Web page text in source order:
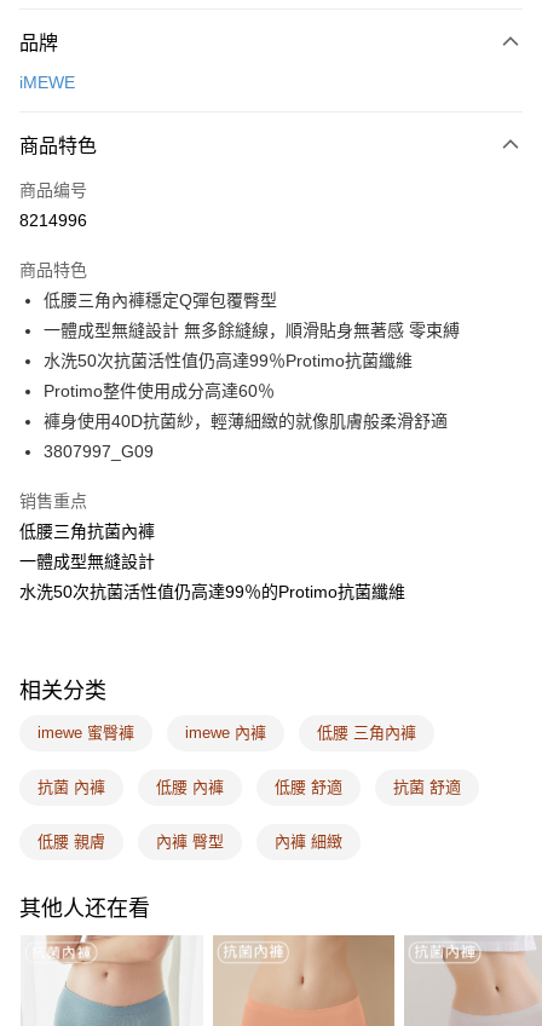
信用卡一次付款
LINE Pay
Apple Pay
Google Pay
PXPay Plus
Plus PAY
AFTEE先享后付
相关说明
1. 於付款方式選擇AFTEE先享後付，將跳出AFTEE先享後付手機驗證視
2. 進行簡訊驗證之後，即可完成結帳手續。
3. 訂單確認後不需事先繳費，商品會配送至您的指定地址。
4. 下訂完成後，您的手機會收到一封繳費通知簡訊，APP會員則會收到
AFTEE APP推播通知。
請留意繳費期限為 14 天。唯有下載 AFTEE App 成為 AFTEE 會員者方能享
出。使用AFTEE下訂可以延長您收到商品前的繳費天數，但無法保證一定能
夠在期限內收到商品(例如:預購商品或預計到貨時間較長者)。因此無論收到
之上限額度
3. 目前僅支援台灣會員
三、聲明條款
「AFTEE先享後付」(下稱本服務)乃由恩沛科技股份有限公司(下稱 AFTEE )
ATM付款
运送方式
全家取付
每笔NT$100，满NT$1,500(含以上)免运费
7-11取付
每笔NT$100，满NT$1,500(含以上)免运费
每笔NT$100，满NT$1,500(含以上)免运费
宅配
每笔NT$100，满NT$1,500(含以上)免运费
EASY SHOP門市速取
免运费
品牌
iMEWE
商品特色
商品编号
8214996
商品特色
低腰三角內褲穩定Q彈包覆臀型
一體成型無縫設計 無多餘縫線，順滑貼身無著感 零束縛
水洗50次抗菌活性值仍高達99％Protimo抗菌纖維
Protimo整件使用成分高達60％
褲身使用40D抗菌紗，輕薄細緻的就像肌膚般柔滑舒適
3807997_G09
销售重点
低腰三角抗菌內褲
一體成型無縫設計
水洗50次抗菌活性值仍高達99％的Protimo抗菌纖維
相关分类
imewe 蜜臀褲 imewe 內褲 低腰 三角內褲
抗菌 內褲 低腰 內褲 低腰 舒適 抗菌 舒適
低腰 親膚 內褲 臀型 內褲 細緻
其他人还在看